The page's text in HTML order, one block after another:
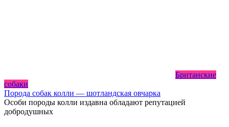
Британские
собаки
Порода собак колли — шотландская овчарка
Особи породы колли издавна обладают репутацией
добродушных